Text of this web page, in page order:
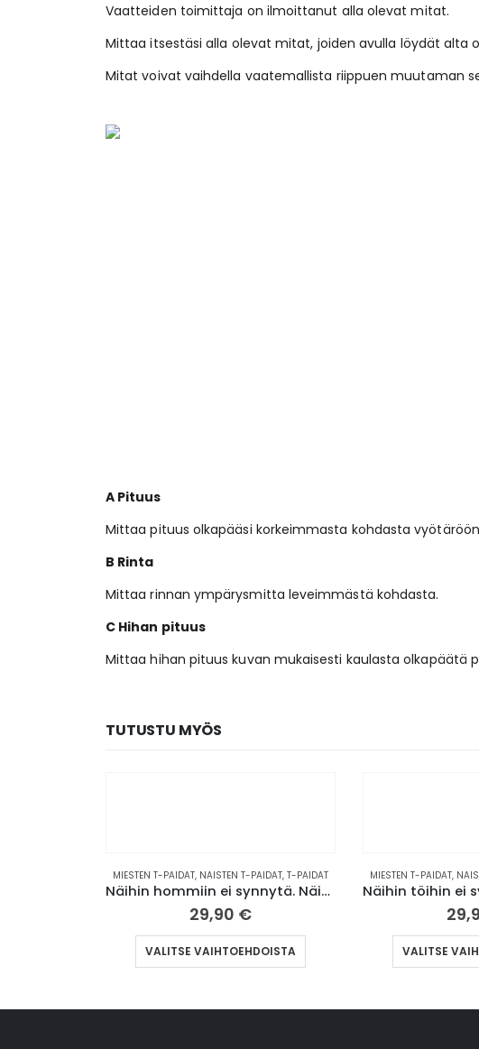
Vaatteiden toimittaja on ilmoittanut alla olevat mitat.
Mittaa itsestäsi alla olevat mitat, joiden avulla löydät alta
Mitat voivat vaihdella vaatemallista riippuen muutaman
A Pituus
Mittaa pituus olkapääsi korkeimmasta kohdasta
B Rinta
Mittaa rinnan ympärysmitta leveimmästä kohdasta.
C Hihan pituus
Mittaa hihan pituus kuvan mukaisesti kaulasta olkapäätä
TUTUSTU MYÖS
T-PAIDAT
Näihin hommiin ei synnytä. Näihin kuollaan. | T-paita (00010)
Tällä tuotteella on useampi muunnelma. Voit tehdä valinnat tuotteen sivulla.
MIESTEN T-PAIDAT,NAISTEN T-PAIDAT T-PAIDAT
Näihin töihin ei synnytä. Näihin kuollaan. | T-paita (0009)
VALITSE VAIHTOEHDOISTA
Tällä tuotteella on useampi muunnelma. Voit tehdä valinnat tuotteen sivulla.